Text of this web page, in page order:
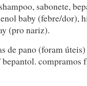
sabonete,
baby (febre/dor),
(pro nariz).
de pano (foram
compramos